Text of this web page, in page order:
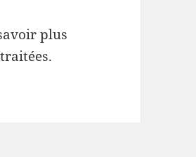
plus
.